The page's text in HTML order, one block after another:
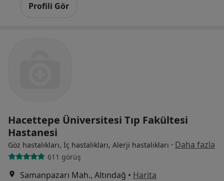
Profili Gör
Hacettepe Üniversitesi Tıp Fakültesi
Hastanesi
Göz hastalıkları, İç hastalıkları, Alerji hastalıkları · Daha fazla
611 görüş
Samanpazarı Mah., Altındağ • Harita